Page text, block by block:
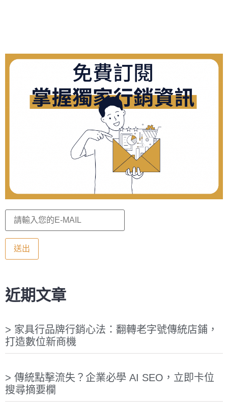
近期文章
家具行品牌行銷心法：翻轉老字號傳統店鋪，
打造數位新商機
傳統點擊流失？企業必學 AI SEO，立即卡位
搜尋摘要欄